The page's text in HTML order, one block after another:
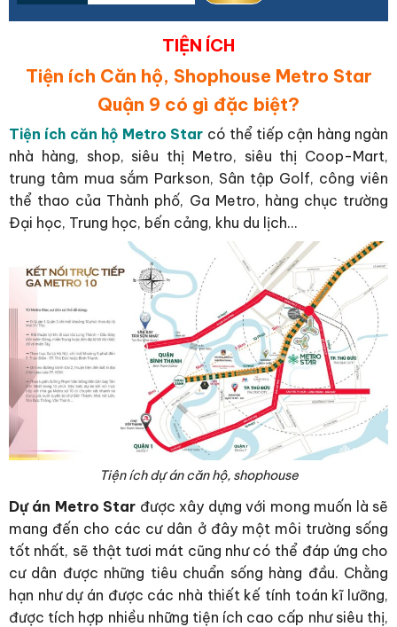
TIỆN ÍCH
Tiện ích Căn hộ, Shophouse Metro Star
Quận 9 có gì đặc biệt?
Tiện ích căn hộ Metro Star có thể tiếp cận hàng ngàn
nhà hàng, shop, siêu thị Metro, siêu thị Coop-Mart,
trung tâm mua sắm Parkson, Sân tập Golf, công viên
thể thao của Thành phố, Ga Metro, hàng chục trường
Đại học, Trung học, bến cảng, khu du lịch…
Tiện ích dự án căn hộ, shophouse
Dự án Metro Star được xây dựng với mong muốn là sẽ
mang đến cho các cư dân ở đây một môi trường sống
tốt nhất, sẽ thật tươi mát cũng như có thể đáp ứng cho
cư dân được những tiêu chuẩn sống hàng đầu. Chằng
hạn như dự án được các nhà thiết kế tính toán kĩ lưỡng,
được tích hợp nhiều những tiện ích cao cấp như siêu thị,